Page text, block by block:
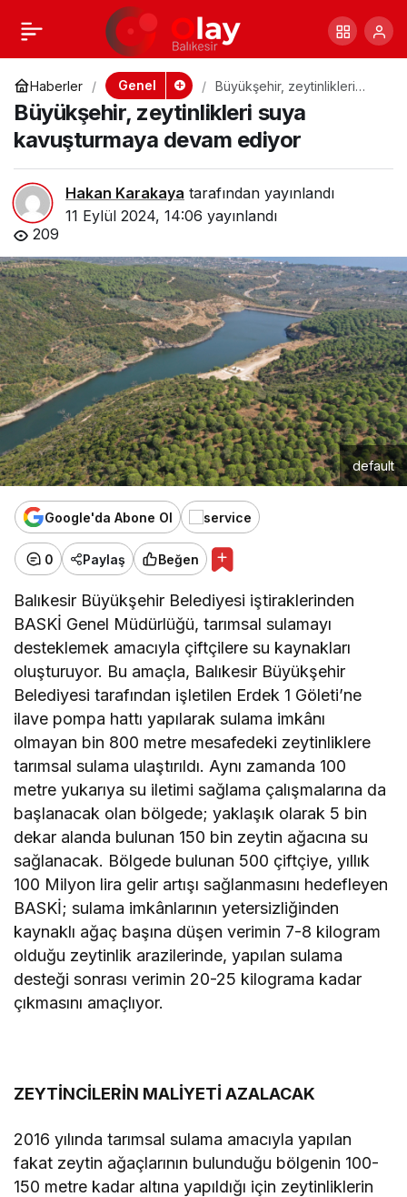
Haberler Genel
Büyükşehir, zeytinlikleri
suya kavuşturmaya devam
ediyor
Büyükşehir, zeytinlikleri suya
kavuşturmaya devam ediyor
Hakan Karakaya tarafından yayınlandı
11 Eylül 2024, 14:06 yayınlandı
209
default
Google'da Abone Ol
0 Paylaş Beğen
Balıkesir Büyükşehir Belediyesi iştiraklerinden
BASKİ Genel Müdürlüğü, tarımsal sulamayı
desteklemek amacıyla çiftçilere su kaynakları
oluşturuyor. Bu amaçla, Balıkesir Büyükşehir
Belediyesi tarafından işletilen Erdek 1 Göleti’ne
ilave pompa hattı yapılarak sulama imkânı
olmayan bin 800 metre mesafedeki zeytinliklere
tarımsal sulama ulaştırıldı. Aynı zamanda 100
metre yukarıya su iletimi sağlama çalışmalarına da
başlanacak olan bölgede; yaklaşık olarak 5 bin
dekar alanda bulunan 150 bin zeytin ağacına su
sağlanacak. Bölgede bulunan 500 çiftçiye, yıllık
100 Milyon lira gelir artışı sağlanmasını hedefleyen
BASKİ; sulama imkânlarının yetersizliğinden
kaynaklı ağaç başına düşen verimin 7-8 kilogram
olduğu zeytinlik arazilerinde, yapılan sulama
desteği sonrası verimin 20-25 kilograma kadar
çıkmasını amaçlıyor.
ZEYTİNCİLERİN MALİYETİ AZALACAK
2016 yılında tarımsal sulama amacıyla yapılan
fakat zeytin ağaçlarının bulunduğu bölgenin 100-
150 metre kadar altına yapıldığı için zeytinliklerin
DURSUNBEY
AHMET AKINA
TEŞEKKÜR ETTİ
+ Paylaş